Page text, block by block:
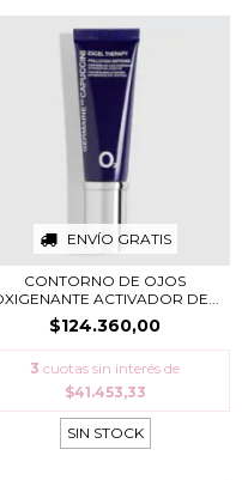
ENVÍO GRATIS
CONTORNO DE OJOS
ACTIVADOR DE...
$124.360,00
3 cuotas sin interés de
$41.453,33
SIN STOCK